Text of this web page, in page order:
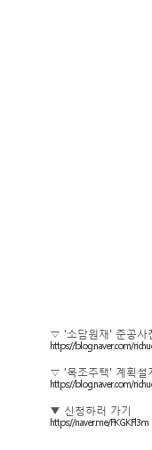
▽ '소담원재' 준공사
https://blog.naver.com/
▽ '목조주택' 계획설
https://blog.naver.com/
▼ 신청하러 가기
https://naver.me/FKGKFl3m